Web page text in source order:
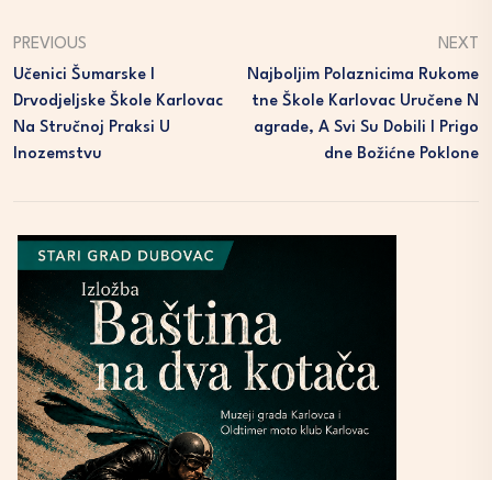
PREVIOUS
Učenici Šumarske I
Drvodjeljske Škole Karlovac
Na Stručnoj Praksi U
Inozemstvu
NEXT
Najboljim Polaznicima Rukome
Tne Škole Karlovac Uručene N
Agrade, A Svi Su Dobili I Prigo
Dne Božićne Poklone